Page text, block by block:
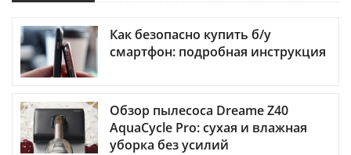
Как безопасно купить б/у
смартфон: подробная инструкция
Обзор пылесоса Dreame Z40
AquaCycle Pro: сухая и влажная
уборка без усилий